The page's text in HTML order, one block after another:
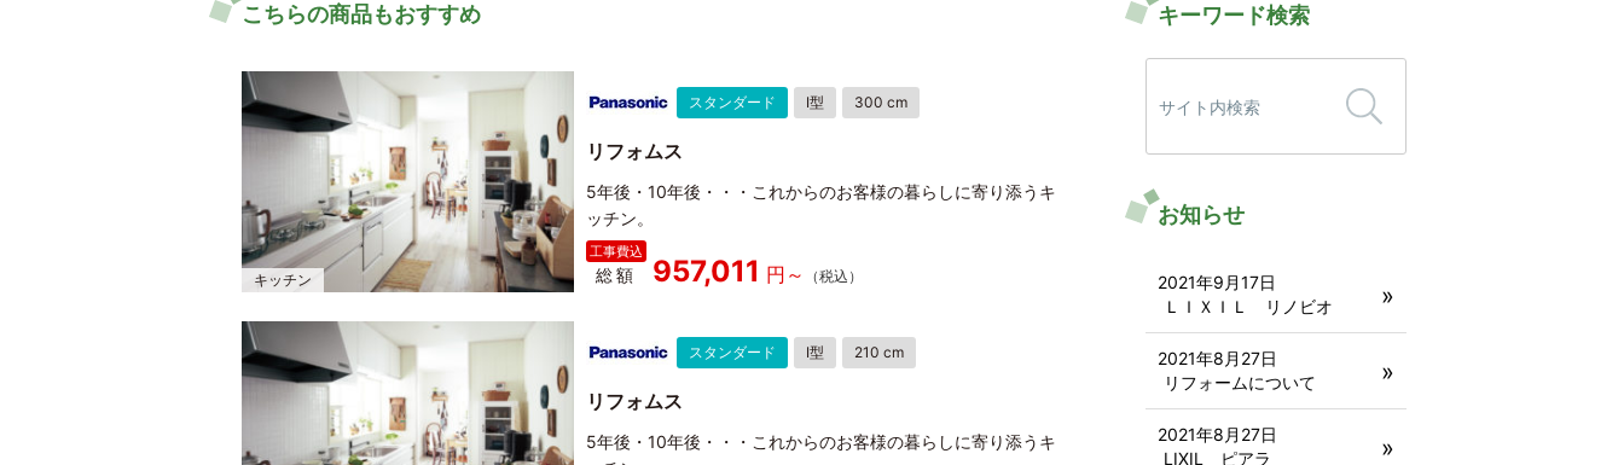
こちらの商品もおすすめ
スタンダード I型 300 cm
リフォムス
5年後・10年後・・・これからのお客様の暮らしに寄り添うキ
ッチン。
総額 957,011
スタンダード I型 210 cm
リフォムス
5年後・10年後・・・これからのお客様の暮らしに寄り添うキ
キーワード検索
お知らせ
ＬＩＸＩＬ リノビオ
2021年9月17日
リフォームについて
2021年8月27日
LIXIL ピアラ
2021年8月27日